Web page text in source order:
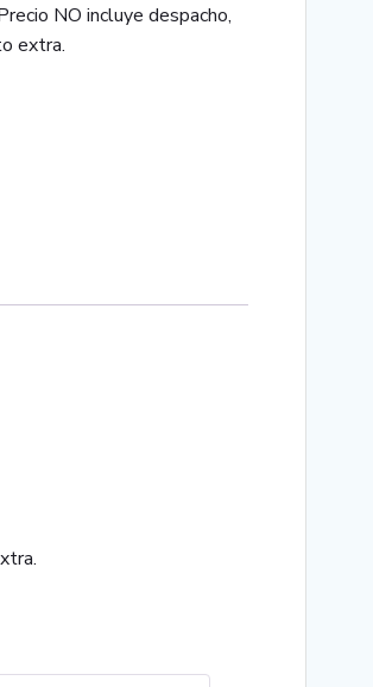
NO incluye despacho,
extra.